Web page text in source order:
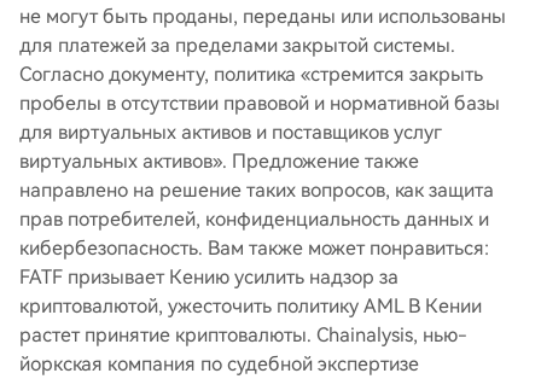
не могут быть проданы, переданы или использованы
для платежей за пределами закрытой системы.
Согласно документу, политика «стремится закрыть
пробелы в отсутствии правовой и нормативной базы
для виртуальных активов и поставщиков услуг
виртуальных активов». Предложение также
направлено на решение таких вопросов, как защита
прав потребителей, конфиденциальность данных и
кибербезопасность. Вам также может понравиться:
FATF призывает Кению усилить надзор за
криптовалютой, ужесточить политику AML В Кении
растет принятие криптовалюты. Chainalysis, нью-
йоркская компания по судебной экспертизе